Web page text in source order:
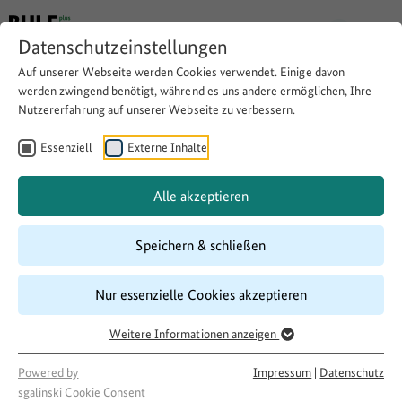
Datenschutzeinstellungen
Auf unserer Webseite werden Cookies verwendet. Einige davon
werden zwingend benötigt, während es uns andere ermöglichen, Ihre
Nutzererfahrung auf unserer Webseite zu verbessern.
Essenziell Externe Inhalte
Alle akzeptieren
Speichern & schließen
Nur essenzielle Cookies akzeptieren
Weitere Informationen anzeigen
Powered by
sgalinski Cookie Consent
Impressum | Datenschutz
Flüchtlingsfamilien
unterstützen
Website besuchen Download Copy link
03/2018
Förderung
500 LandInitiativen